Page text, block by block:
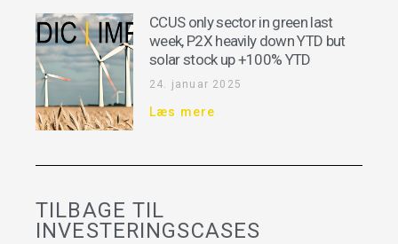
CCUS only sector in green last
week, P2X heavily down YTD but
solar stock up +100% YTD
24. januar 2025
Læs mere
TILBAGE TIL
INVESTERINGSCASES